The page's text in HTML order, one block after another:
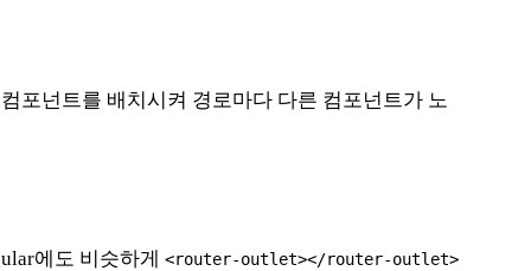
포넌트를 배치시켜 경로마다 다른 컴포넌트가 노
에도 비슷하게 <router-outlet></router-outlet>